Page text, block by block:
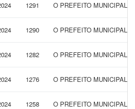
1291 O PREFEITO MUNICIPAL
1290 O PREFEITO MUNICIPAL
1282 O PREFEITO MUNICIPAL
1276 O PREFEITO MUNICIPAL
1258 O PREFEITO MUNICIPAL